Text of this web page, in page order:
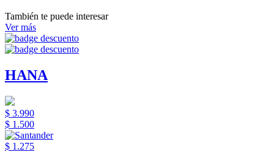
También te puede interesar
Ver más
HANA
$ 3.990
$ 1.500
$ 1.275